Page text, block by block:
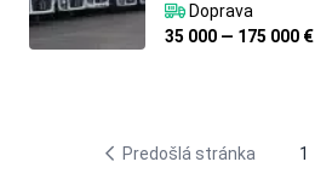
Doprava
35 000 — 175 000 €
Predošlá stránka 1